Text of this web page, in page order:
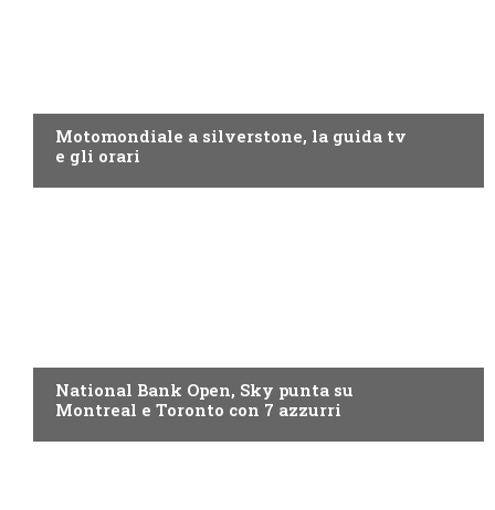
Motomondiale a silverstone, la guida tv
e gli orari
National Bank Open, Sky punta su
Montreal e Toronto con 7 azzurri